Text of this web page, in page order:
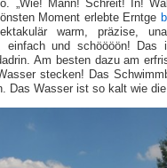
„Wie! Mann! Schreit! In!
Moment erlebte Erntge
warm, präzise,
einfach und schöööön! Das
Am besten dazu am
stecken! Das
Das Wasser ist so kalt wie